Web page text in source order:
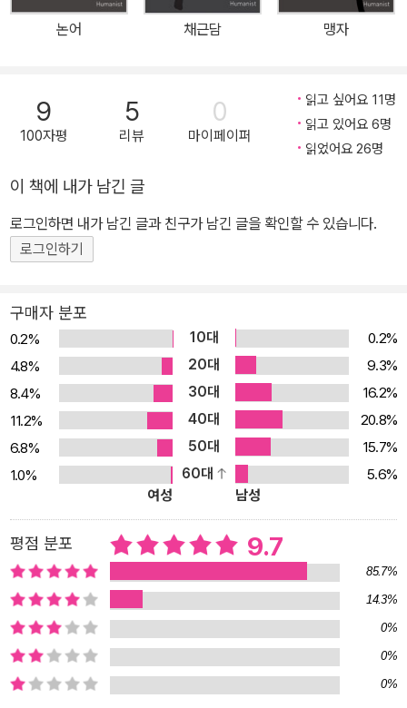
만나다 《정관정요》는 중국의 가장 빛나는 황금기를 이끌었던 당태종
23년 치세 동안의 정치 토론 기록이다. 모든 권력을 쥔 제왕이 신하들
다스려진다고 믿고 실천한 인물로, ‘현무문의 변’ 당시 이건성의 충복
이었던 위징을 재상으로 등용한 이야기는 유명하다. 위징뿐 아니라
야기가 여럿 등장한다. 특히 〈임현〉 편에서는 위징을 비롯해 방현령·
두여회·왕규·이정·우세남·이적·마주 등 황제 앞에서도 소신을 굽히지
않은 간언으로 태종의 총애를 받았던 인물들이 두루 등장한다. 이러
있으며, 사람을 거울로 삼으면 자기의 득실을 분명하게 할 수 있
다.”라고 말한 데서 분명히 드러난다. 특히 〈구간〉 편에는 그러한 태종
의 태도를 상세하게 엿볼 수 있다. 정관 15년, 태종이 위징에게 말했
다. “요즘 조정의 대신들은 한결같이 나라의 대사에 관해서는 논의하
지 않고 있는데, 이것은 무엇 때문이오?” 위징이 대답했다. “폐하께
서 마음을 비우고 신하들의 의견을 받아들인다면, 마땅히 말하는 자
가 있을 것입니다. 옛사람은 ‘신임하지 않는 사람이 간언하면 자기를
비방한다고 생각하고, 신임하는 사람이 간언하지 않으면 봉록만 훔치
는 자라고 한다.’라고 했습니다. 그러나 사람들의 재능은 각기 다릅니
다. 성격이 유약한 사람은 속마음이 충직해도 말하지 못하고, 관계가
소원한 사람은 신임받지 못할 것을 두려워해 감히 말하지 못하며, 마
음속으로 개인의 득실을 생각하는 사람은 자기에게 이익이 있는지 없
는지 의심하므로 감히 말하지 못합니다. 그러므로 서로 침묵을 지키
고 남의 말에 고개만 끄덕이며 시간을 보내는 것입니다.” 태종이 말했
다. “진실로 그대가 말한 것과 같소. 나는 항상 이 일을 생각할 것이
논어 채근담 맹자
9
100자평
5
리뷰
0
마이페이퍼
읽고 싶어요 11명
읽고 있어요 6명
읽었어요 26명
이 책에 내가 남긴 글
로그인하면 내가 남긴 글과 친구가 남긴 글을 확인할 수 있습니다.
로그인하기
구매자 분포
0.2% 10대
0.2%
4.8%
20대
9.3%
8.4%
30대
16.2%
11.2%
40대
20.8%
6.8%
50대
15.7%
1.0%
60대
5.6%
여성
남성
평점 분포 9.7
85.7%
14.3%
0%
0%
0%